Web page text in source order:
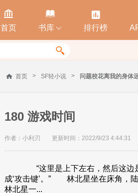

首页

书库 

排行榜

首页 > SF轻小说 > 问题校花离我的身体
180 游戏时间
作者：小利刃 更新时间：2022/9/23 4:44:31
“这里是上下左右，然后这边是
成‘攻击键’。” 林北星坐在床角
林北星一...